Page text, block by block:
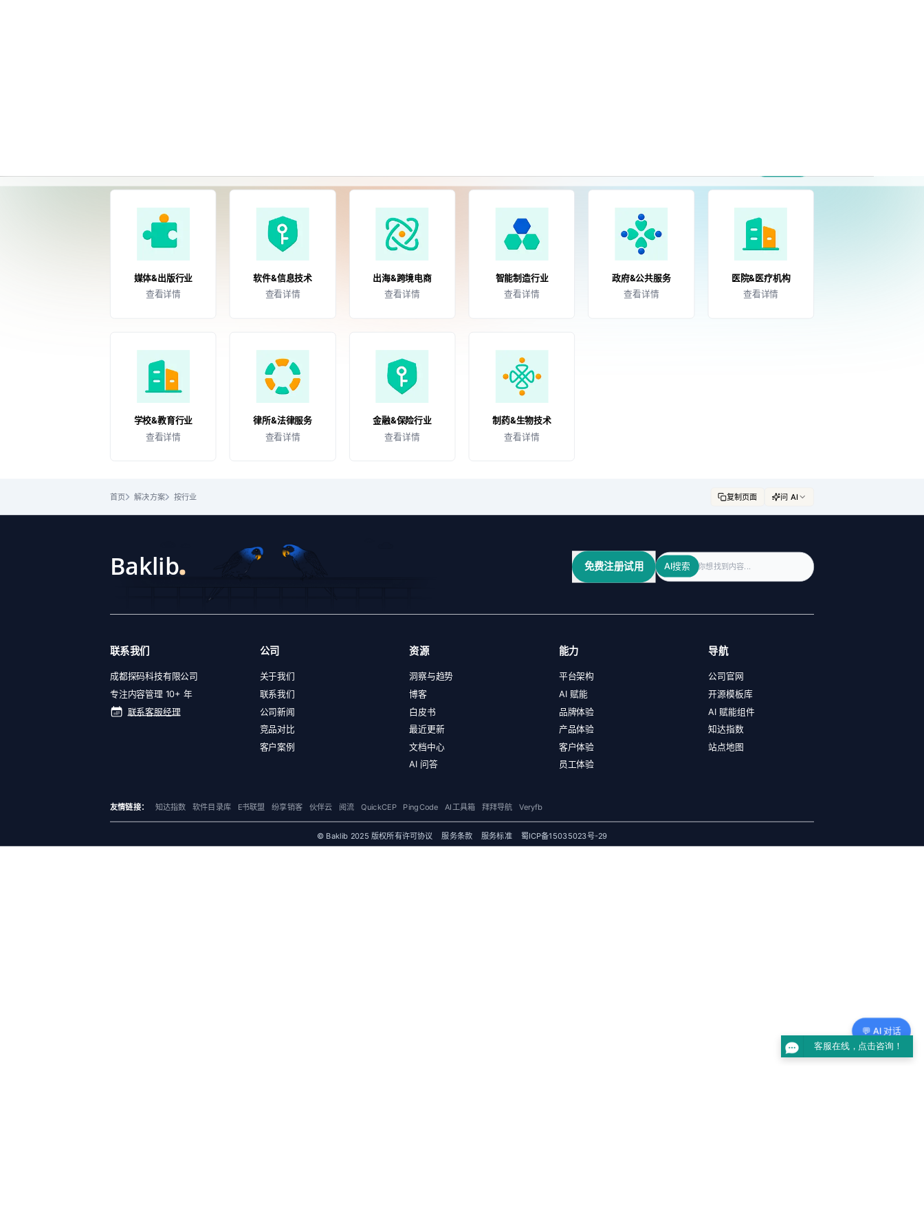
媒体&出版行业
查看详情
软件&信息技术
查看详情
出海&跨境电商
查看详情
智能制造行业
查看详情
政府&公共服务
查看详情
医院&医疗机构
查看详情
学校&教育行业
查看详情
律所&法律服务
查看详情
金融&保险行业
查看详情
制药&生物技术
查看详情
首页 解决方案 按行业 复制页面 问 AI
免费注册试用
Search
AI搜索
联系我们
成都探码科技有限公司
专注内容管理 10+ 年
联系客服经理
公司
关于我们
联系我们
公司新闻
竞品对比
客户案例
资源
洞察与趋势
博客
白皮书
最近更新
文档中心
AI 问答
能力
平台架构
AI 赋能
品牌体验
产品体验
客户体验
员工体验
导航
公司官网
开源模板库
AI 赋能组件
知达指数
站点地图
友情链接： 知达指数 软件目录库 E书联盟 纷享销客 伙伴云 阅流 QuickCEP PingCode AI工具箱 拜拜导航 Veryfb
© Baklib 2025 版权所有许可协议 服务条款 服务标准 蜀ICP备15035023号-29
💬 AI 对话